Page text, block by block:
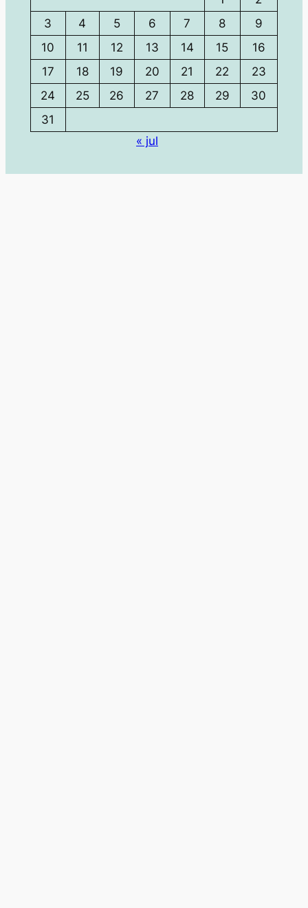
3
4 5 6 7 8
9
10
11 12 13 14 15
16
17
18 19 20 21 22
23
24
25 26 27 28 29
30
31
« jul